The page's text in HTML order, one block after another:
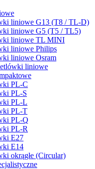
liniowe G13 (T8 / TL-D)
liniowe G5 (T5 / TL5)
liniowe TL MINI
liniowe Philips
liniowe Osram
liniowe
PL-C
PL-S
PL-L
PL-T
PL-Q
PL-R
E27
E14
okrągłe (Circular)